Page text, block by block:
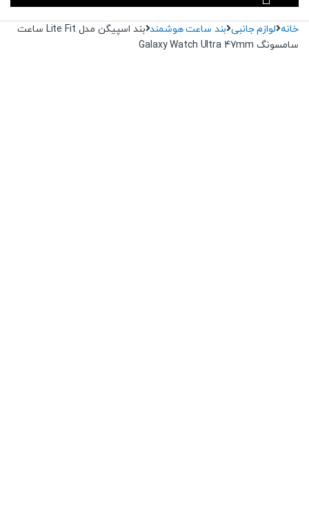
خانه لوازم جانبی بند ساعت هوشمند
بند اسپیگن مدل Lite Fit ساعت
سامسونگ Galaxy Watch Ultra 47mm